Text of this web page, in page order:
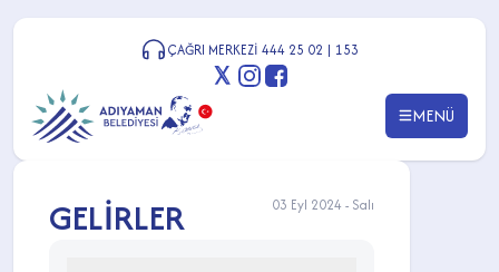
ÇAĞRI MERKEZİ 444 25 02 | 153
MENÜ
GELİRLER 03 Eyl 2024 - Salı